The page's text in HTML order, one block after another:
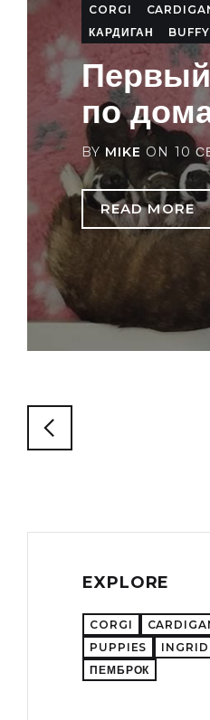
CORGI
КАРДИГАН
BUFFY
по
BY MIKE ON 10
READ MORE
EXPLORE
CORGI
PUPPIES
INGRID
ПЕМБРОК